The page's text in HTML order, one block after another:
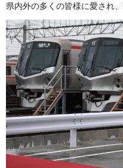
県内外の多くの皆様に愛され